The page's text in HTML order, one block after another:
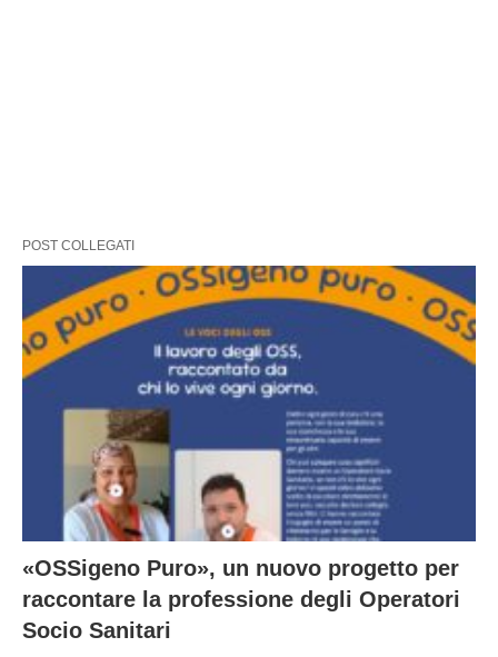
POST COLLEGATI
«OSSigeno Puro», un nuovo progetto per
raccontare la professione degli Operatori
Socio Sanitari